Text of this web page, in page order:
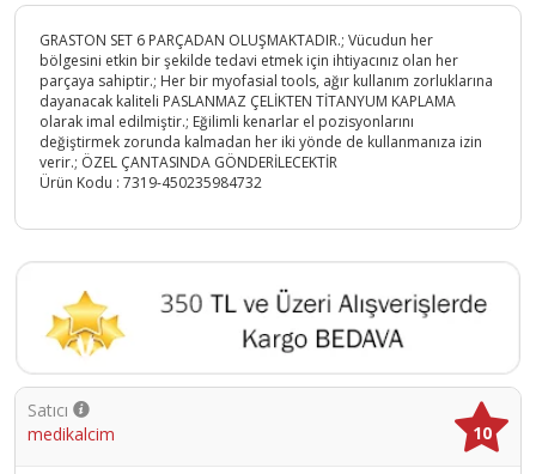
GRASTON SET 6 PARÇADAN OLUŞMAKTADIR.; Vücudun her
bölgesini etkin bir şekilde tedavi etmek için ihtiyacınız olan her
parçaya sahiptir.; Her bir myofasial tools, ağır kullanım zorluklarına
dayanacak kaliteli PASLANMAZ ÇELİKTEN TİTANYUM KAPLAMA
olarak imal edilmiştir.; Eğilimli kenarlar el pozisyonlarını
değiştirmek zorunda kalmadan her iki yönde de kullanmanıza izin
verir.; ÖZEL ÇANTASINDA GÖNDERİLECEKTİR
Ürün Kodu : 7319-450235984732
Satıcı
medikalcim
10